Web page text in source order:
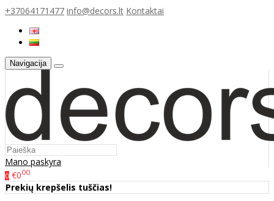
+37064171477 info@decors.lt Kontaktai
Navigacija
Mano paskyra
0 €000
Prekių krepšelis tuščias!